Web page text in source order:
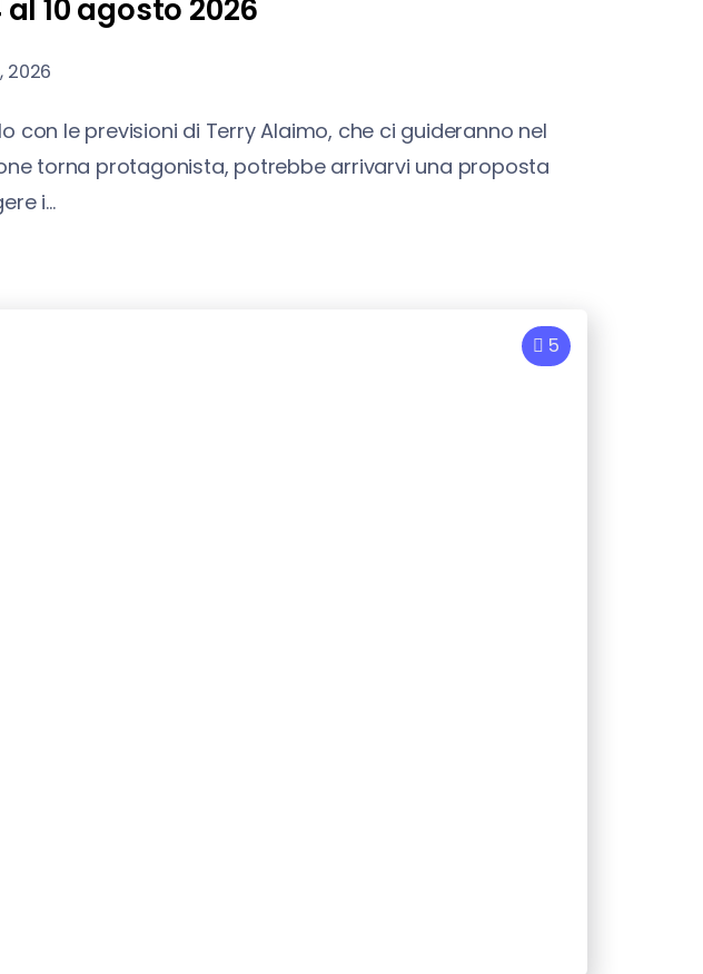
10 agosto 2026
2026
con le previsioni di Terry Alaimo, che ci guideranno nel
torna protagonista, potrebbe arrivarvi una proposta
i...
5